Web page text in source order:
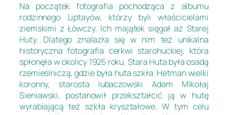
Na początek fotografia pochodząca z albumu
rodzinnego Liptayów, którzy byli właścicielami
ziemskimi z Łówczy. Ich majątek sięgał aż Starej
Huty. Dlatego znalazła się w nim też unikalna
historyczna fotografia cerkwi starohuckiej, która
spłonęła w okolicy 1925 roku. Stara Huta była osadą
rzemieślniczą, gdzie była huta szkła. Hetman wielki
koronny, starosta lubaczowski Adam Mikołaj
Sieniawski, postanowił przekształcić ją w hutę
wyrabiającą też szkła kryształowe. W tym celu